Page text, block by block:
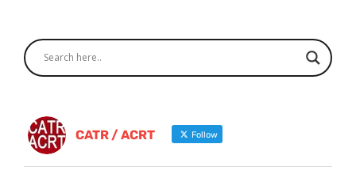
CATR / ACRT Follow